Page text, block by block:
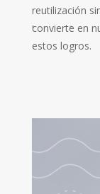
reutilización
convierte en
estos logros.